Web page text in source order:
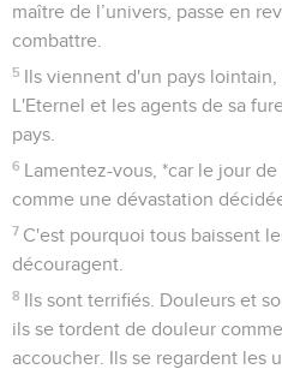
maître de l’univers, passe en
combattre.
5 Ils viennent d'un pays lointain,
L'Eternel et les agents de sa
pays.
6 Lamentez-vous, *car le jour
comme une dévastation
7 C'est pourquoi tous baissent
découragent.
8 Ils sont terrifiés. Douleurs et
ils se tordent de douleur
accoucher. Ils se regardent les